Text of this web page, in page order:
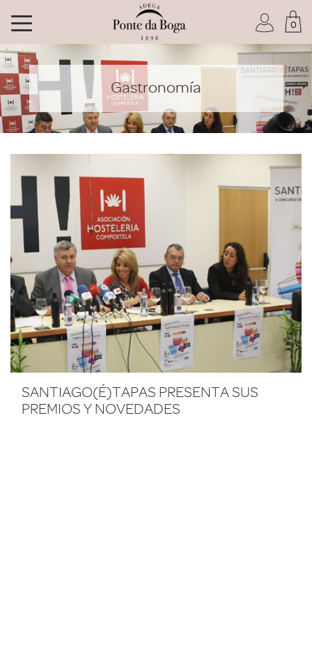
Soy socio del Club
0
Gastronomía
SANTIAGO(É)TAPAS PRESENTA SUS
PREMIOS Y NOVEDADES